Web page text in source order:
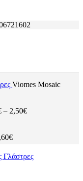
Viomes Mosaic
– 2,50€
€